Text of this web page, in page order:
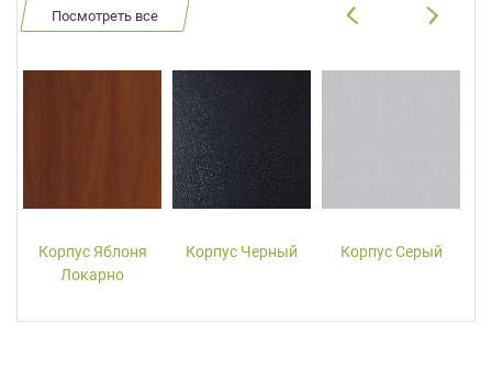
Посмотреть все
Корпус Яблоня
Локарно
Корпус Черный Корпус Серый